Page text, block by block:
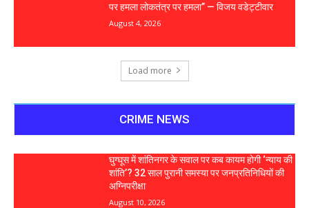
पर हमला लोकतंत्र पर हमला” — विजय वडेट्टीवार
August 4, 2026
Load more
CRIME NEWS
घुग्घूस में शांतिनगर के सवाल पर कब कायम होगी ‘न्याय की
शांति’? 32 साल पुरानी समस्या पर जनप्रतिनिधियों की
अग्निपरीक्षा
August 10, 2026